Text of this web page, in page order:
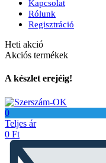
Kapcsolat
Rólunk
Regisztráció
Heti akció
Akciós termékek
A készlet erejéig!
0
Teljes ár
0 Ft